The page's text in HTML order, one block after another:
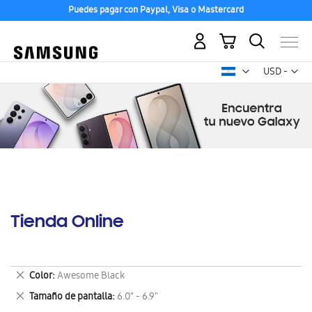
Puedes pagar con Paypal, Visa o Mastercard
USD -
dólar
Mi carrito
Tienda Online
Color Awesome Black
Eliminar
este
artículo
Tamaño de pantalla 6.0" - 6.9"
Eliminar